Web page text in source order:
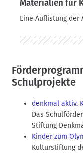
Materialien für
Eine Auflistung
Schulprojekte
denkmal aktiv.
Das
Stiftung
Kinder zum
Kulturstiftung